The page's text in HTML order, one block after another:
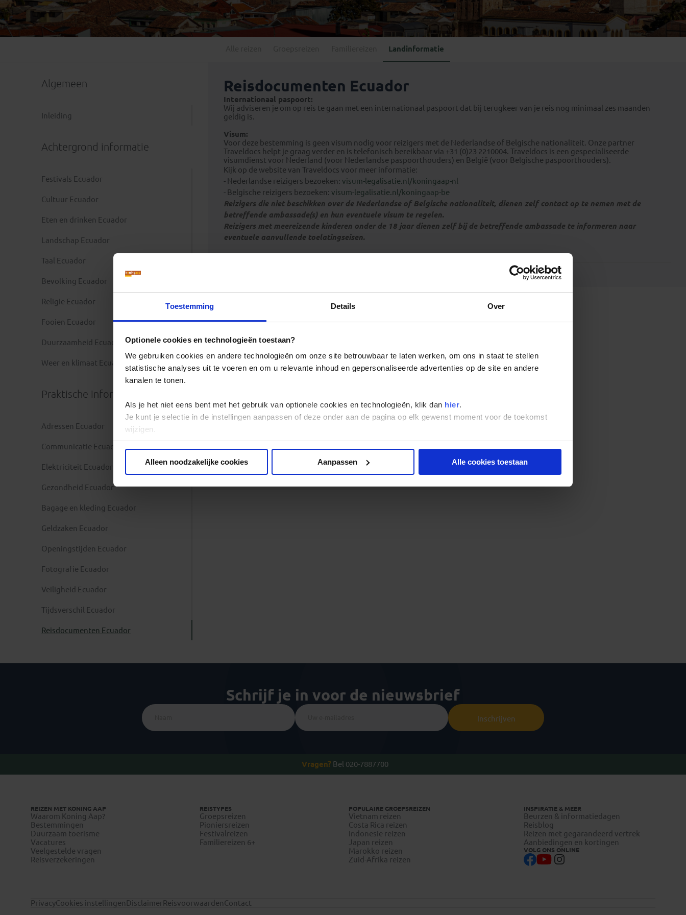
Toestemming Details Over
Optionele cookies en technologieën toestaan?
We gebruiken cookies en andere technologieën om onze site betrouwbaar te laten werken, om ons in staat te stellen
statistische analyses uit te voeren en om u relevante inhoud en gepersonaliseerde advertenties op de site en andere
kanalen te tonen.
Als je het niet eens bent met het gebruik van optionele cookies en technologieën, klik dan hier.
Je kunt je selectie in de instellingen aanpassen of deze onder aan de pagina op elk gewenst moment voor de toekomst
wijzigen.
Alleen noodzakelijke cookies
Aanpassen Alle cookies toestaan
Mongolië(1)
Nepal(6)
Tadzjikistan(1)
(8)
Tanzania
Zimbabwe
Mexico(4)
Paraguay
Georgië
(4)
IJsland(3)
Kosovo
(1)
Moldavië(1)
Montenegro(2)
Emiraten
(1)
Landinformatie
Algemeen
Inleiding
Achtergrond informatie
Festivals Ecuador
Cultuur Ecuador
Eten en drinken Ecuador
Landschap Ecuador
Taal Ecuador
Bevolking Ecuador
Religie Ecuador
Fooien Ecuador
Duurzaamheid Ecuador
Weer en klimaat Ecuador
Praktische informatie
Adressen Ecuador
Communicatie Ecuador
Elektriciteit Ecuador
Gezondheid Ecuador
Bagage en kleding Ecuador
Geldzaken Ecuador
Openingstijden Ecuador
Fotografie Ecuador
Veiligheid Ecuador
Tijdsverschil Ecuador
Reisdocumenten Ecuador
Reisdocumenten Ecuador
Internationaal paspoort:
Wij adviseren je om op reis te gaan met een internationaal paspoort dat bij terugkeer van je reis nog minimaal zes maanden
geldig is.
Visum:
Voor deze bestemming is geen visum nodig voor reizigers met de Nederlandse of Belgische nationaliteit. Onze partner
Traveldocs helpt je graag verder en is telefonisch bereikbaar via +31 (0)23 2210004. Traveldocs is een gespecialiseerde
visumdienst voor Nederland (voor Nederlandse paspoorthouders) en België (voor Belgische paspoorthouders).
Kijk op de website van Traveldocs voor meer informatie:
- Nederlandse reizigers bezoeken: visum-legalisatie.nl/koningaap-nl
- Belgische reizigers bezoeken: visum-legalisatie.nl/koningaap-be
Reizigers die niet beschikken over de Nederlandse of Belgische nationaliteit, dienen zelf contact op te nemen met de
betreffende ambassade(s) en hun eventuele visum te regelen.
Reizigers met meereizende kinderen onder de 18 jaar dienen zelf bij de betreffende ambassade te informeren naar
eventuele aanvullende toelatingseisen.
Schrijf je in voor de nieuwsbrief
Inschrijven
Vragen? Bel 020-7887700
REIZEN MET KONING AAP
Waarom Koning Aap?
Bestemmingen
Duurzaam toerisme
Vacatures
Veelgestelde vragen
Reisverzekeringen
REISTYPES
Groepsreizen
Pioniersreizen
Festivalreizen
Familiereizen 6+
POPULAIRE GROEPSREIZEN
Vietnam reizen
Costa Rica reizen
Indonesie reizen
Japan reizen
Marokko reizen
Zuid-Afrika reizen
INSPIRATIE & MEER
Beurzen & informatiedagen
Reisblog
Reizen met gegarandeerd vertrek
Aanbiedingen en kortingen
VOLG ONS ONLINE
PrivacyCookies instellingen DisclaimerReisvoorwaardenContact